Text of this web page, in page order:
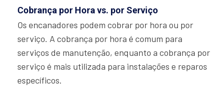
Cobrança por Hora vs. por Serviço
Os encanadores podem cobrar por hora ou por
serviço. A cobrança por hora é comum para
serviços de manutenção, enquanto a cobrança por
serviço é mais utilizada para instalações e reparos
específicos.